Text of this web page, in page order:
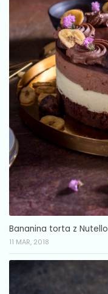
Bananina torta z Nutello
11 MAR, 2018